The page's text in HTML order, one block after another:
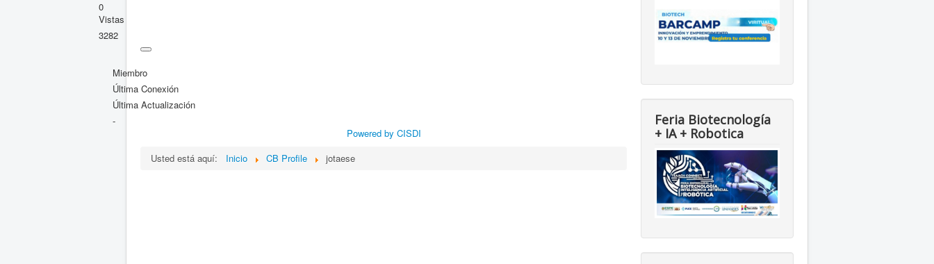
0
Vistas
3282
Miembro
Última Conexión
Última Actualización
-
Powered by CISDI
Usted está aquí:
Inicio CB Profile jotaese
Feria Biotecnología
+ IA + Robotica